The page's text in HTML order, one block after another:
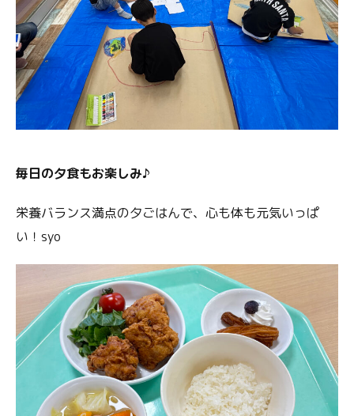
毎日の夕食もお楽しみ♪
栄養バランス満点の夕ごはんで、心も体も元気いっぱ
い！syo